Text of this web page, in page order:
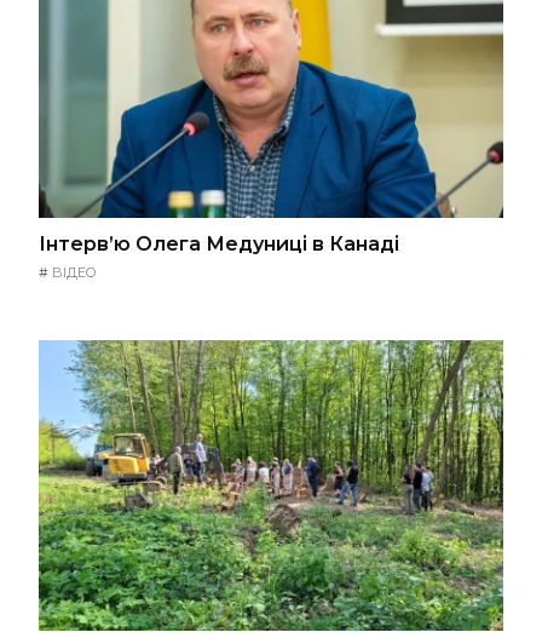
Інтерв’ю Олега Медуниці в Канаді
# ВІДЕО